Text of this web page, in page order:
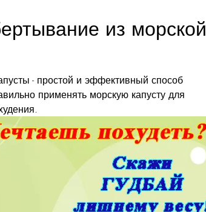
из морской
- простой и эффективный способ
применять морскую капусту для